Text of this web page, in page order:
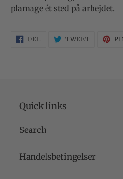
plamage ét sted på arbejdet.
DEL
PÅ
TWEETTWEET
Quick links
Search
Handelsbetingelser